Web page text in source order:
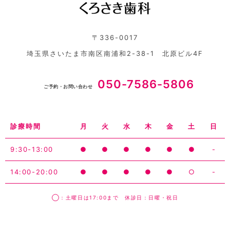
〒336-0017
埼玉県さいたま市南区南浦和2-38-1 北原ビル4F
ご予約・お問い合わせ 050-7586-5806
診療時間 月 火 水 木 金 土 日
9:30-13:00 ● ● ● ● ● ● -
14:00-20:00 ● ● ● ● ● ○ -
◯：土曜日は17:00まで 休診日：日曜・祝日